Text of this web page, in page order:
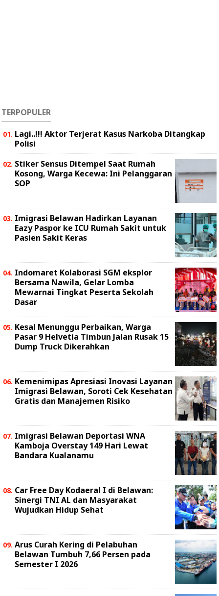
TERPOPULER
Lagi..!!! Aktor Terjerat Kasus Narkoba Ditangkap
Polisi
Stiker Sensus Ditempel Saat Rumah
Kosong, Warga Kecewa: Ini Pelanggaran
SOP
Imigrasi Belawan Hadirkan Layanan
Eazy Paspor ke ICU Rumah Sakit untuk
Pasien Sakit Keras
Indomaret Kolaborasi SGM eksplor
Bersama Nawila, Gelar Lomba
Mewarnai Tingkat Peserta Sekolah
Dasar
Kesal Menunggu Perbaikan, Warga
Pasar 9 Helvetia Timbun Jalan Rusak 15
Dump Truck Dikerahkan
Kemenimipas Apresiasi Inovasi Layanan
Imigrasi Belawan, Soroti Cek Kesehatan
Gratis dan Manajemen Risiko
Imigrasi Belawan Deportasi WNA
Kamboja Overstay 149 Hari Lewat
Bandara Kualanamu
Car Free Day Kodaeral I di Belawan:
Sinergi TNI AL dan Masyarakat
Wujudkan Hidup Sehat
Arus Curah Kering di Pelabuhan
Belawan Tumbuh 7,66 Persen pada
Semester I 2026